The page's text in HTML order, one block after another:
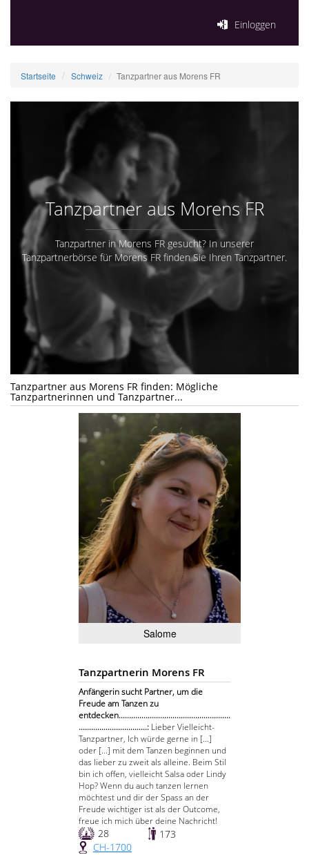
Einloggen
Startseite Schweiz Tanzpartner aus Morens FR
Tanzpartner aus Morens FR
Tanzpartner in Morens FR gesucht? In unserer
Tanzpartnerbörse für Morens FR finden Sie Ihren Tanzpartner.
Tanzpartner aus Morens FR finden: Mögliche
Tanzpartnerinnen und Tanzpartner...
Salome
Tanzpartnerin Morens FR
Anfängerin sucht Partner, um die
Freude am Tanzen zu
entdecken......................................................
.................................: Lieber Vielleicht-
Tanzpartner, Ich würde gerne in [...]
oder [...] mit dem Tanzen beginnen und
das lieber zu zweit als alleine. Beim Stil
bin ich offen, vielleicht Salsa oder Lindy
Hop? Wenn du auch tanzen lernen
möchtest und dir der Spass an der
Freude wichtiger ist als der Outcome,
freue ich mich über deine Nachricht!
28
173
CH-1700